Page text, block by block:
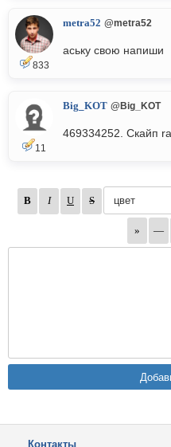
833
metra52 @metra52
аську свою напиши
11
Big_KOT @Big_KOT
469334252. Скайп
Контакты